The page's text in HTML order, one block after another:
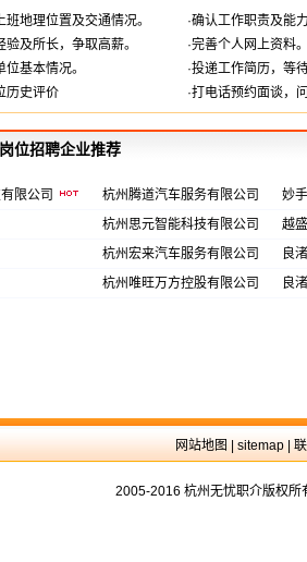
班地理位置及交通情况。
验及所长，争取高薪。
位基本情况。
历史评价
·确认工作职责及能力
·完善个人网上资料。
·投递工作简历，等
·打电话预约面谈，
位招聘企业推荐
限公司 杭州腾道汽车服务有限公司 妙
杭州思元智能科技有限公司 越
杭州宏来汽车服务有限公司 良
杭州唯旺万方控股有限公司 良
网站地图 sitemap
2005-2016 杭州无忧职介版权